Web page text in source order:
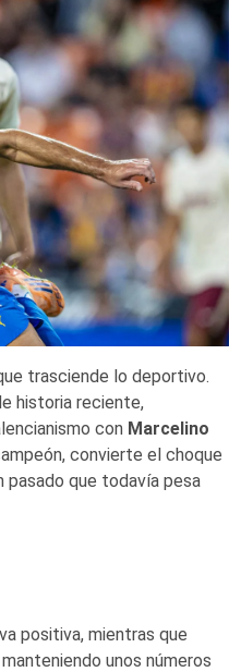
trasciende lo deportivo.
historia reciente,
con Marcelino
convierte el choque
pasado que todavía pesa
positiva, mientras que
unos números